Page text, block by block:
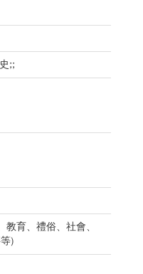
;;
育、禮俗、社會、
)